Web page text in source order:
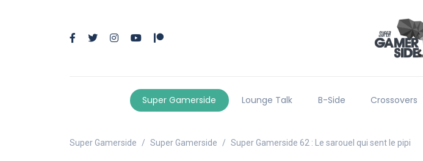
Super Gamerside Lounge Talk B-Side Crossovers
Super Gamerside Super Gamerside Super Gamerside 62 : Le sarouel qui sent le pipi